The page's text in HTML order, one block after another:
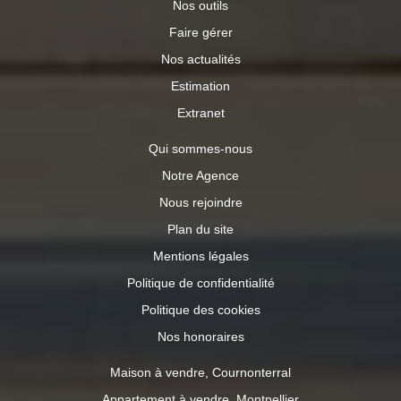
Nos outils
Faire gérer
Nos actualités
Estimation
Extranet
Qui sommes-nous
Notre Agence
Nous rejoindre
Plan du site
Mentions légales
Politique de confidentialité
Politique des cookies
Nos honoraires
Maison à vendre, Cournonterral